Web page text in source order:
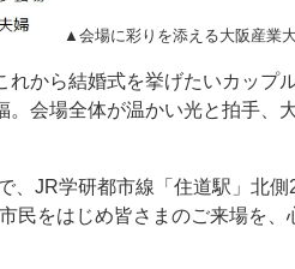
▲会場に彩りを添える大阪産業
から結婚式を挙げたいカップ
会場全体が温かい光と拍手、
、JR学研都市線「住道駅」北
民をはじめ皆さまのご来場を、